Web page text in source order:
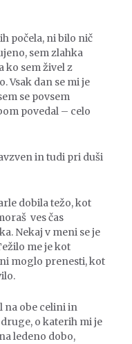
počela, ni bilo nič
sem zlahka
ko sem živel z
Vsak dan se mi je
se povsem
povedal – celo
in tudi pri duši
dobila težo, kot
ves čas
Nekaj v meni se je
me je kot
moglo prenesti, kot
na obe celini in
o katerih mi je
ledeno dobo,